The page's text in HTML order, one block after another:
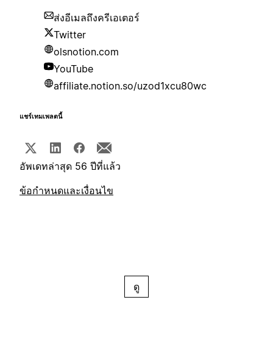
ส่งอีเมลถึงครีเอเตอร์
Twitter
olsnotion.com
YouTube
affiliate.notion.so/uzod1xcu80wc
แชร์เทมเพลตนี้
อัพเดทล่าสุด 56 ปีที่แล้ว
ข้อกำหนดและเงื่อนไข
ดู